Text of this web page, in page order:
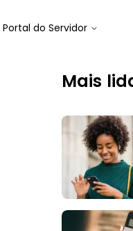
Portal do Servidor
Mais